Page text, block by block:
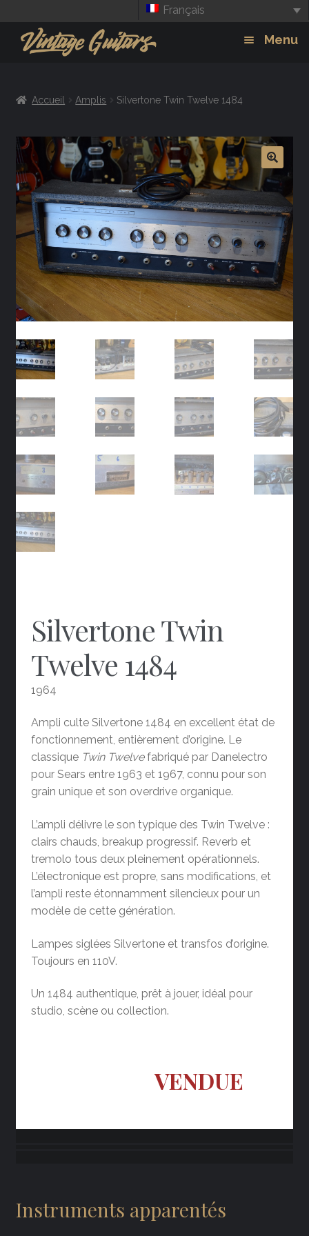
Français
Menu
Amplis
Effets
Accueil Amplis Silvertone Twin Twelve 1484
Silvertone Twin
Twelve 1484
1964
Ampli culte Silvertone 1484 en excellent état de
fonctionnement, entièrement d’origine. Le
classique Twin Twelvefabriqué par Danelectro
pour Sears entre 1963 et 1967, connu pour son
grain unique et son overdrive organique.
L’ampli délivre le son typique des Twin Twelve :
clairs chauds, breakup progressif. Reverb et
tremolo tous deux pleinement opérationnels.
L’électronique est propre, sans modifications, et
l’ampli reste étonnamment silencieux pour un
modèle de cette génération.
Lampes siglées Silvertone et transfos d’origine.
Toujours en 110V.
Un 1484 authentique, prêt à jouer, idéal pour
studio, scène ou collection.
VENDUE
Instruments apparentés